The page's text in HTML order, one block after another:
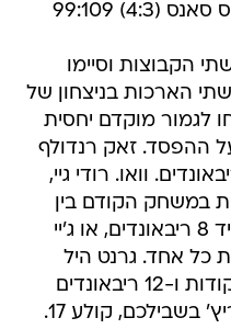
הקבוצות וסיימו
הארכות בניצחון של
לגמור מוקדם יחסית
ההפסד. זאק רנדולף
23 נקודות והוריד 20 ריבאונדים. וואו. רודי גיי,
במשחק הקודם בין
שתי הקבוצות, תפר 22 והוריד 8 ריבאונדים, או ג'יי
קונלי עם 16 נקודות כל אחד. גרנט היל
הוביל את השמשות עם 19 נקודות ו-12 ריבאונדים
בעוד ג'ייסון ריצ'ארדסון, ג'יי ריץ' בשבילכם, קולע 17.